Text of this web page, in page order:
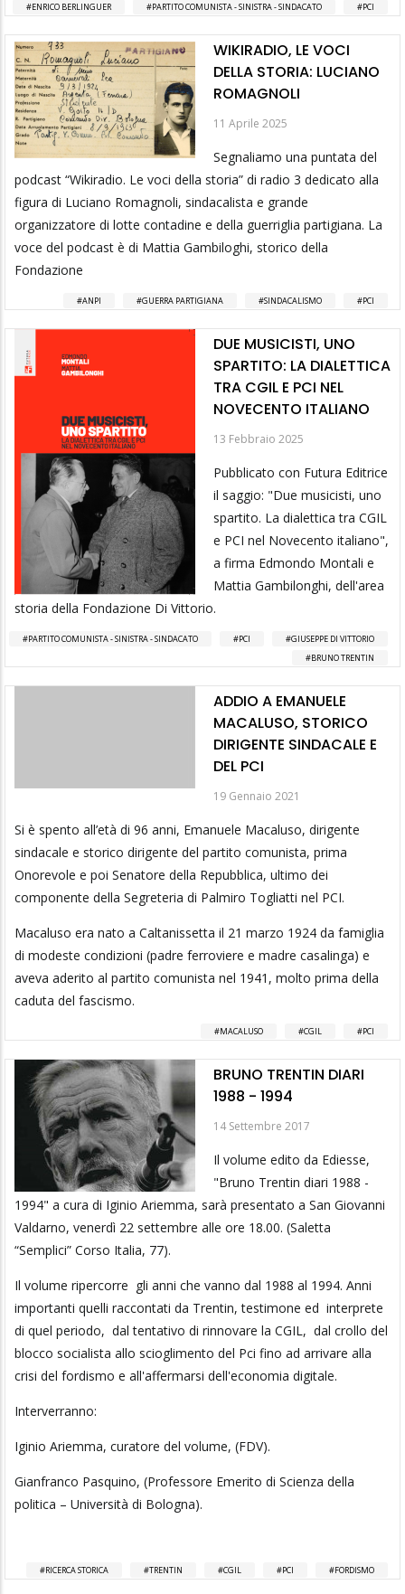
ENRICO BERLINGUER PARTITO COMUNISTA - SINISTRA - SINDACATO PCI
WIKIRADIO, LE VOCI
DELLA STORIA: LUCIANO
ROMAGNOLI
11 Aprile 2025
Segnaliamo una puntata del
podcast “Wikiradio. Le voci della storia” di radio 3 dedicato alla
figura di Luciano Romagnoli, sindacalista e grande
organizzatore di lotte contadine e della guerriglia partigiana. La
voce del podcast è di Mattia Gambiloghi, storico della
Fondazione
ANPI GUERRA PARTIGIANA SINDACALISMO PCI
DUE MUSICISTI, UNO
SPARTITO: LA DIALETTICA
TRA CGIL E PCI NEL
NOVECENTO ITALIANO
13 Febbraio 2025
Pubblicato con Futura Editrice
il saggio: "Due musicisti, uno
spartito. La dialettica tra CGIL
e PCI nel Novecento italiano",
a firma Edmondo Montali e
Mattia Gambilonghi, dell'area
storia della Fondazione Di Vittorio.
PARTITO COMUNISTA - SINISTRA - SINDACATO PCI
GIUSEPPE DI VITTORIO
BRUNO TRENTIN
ADDIO A EMANUELE
MACALUSO, STORICO
DIRIGENTE SINDACALE E
DEL PCI
19 Gennaio 2021
Si è spento all’età di 96 anni, Emanuele Macaluso, dirigente
sindacale e storico dirigente del partito comunista, prima
Onorevole e poi Senatore della Repubblica, ultimo dei
componente della Segreteria di Palmiro Togliatti nel PCI.
Macaluso era nato a Caltanissetta il 21 marzo 1924 da famiglia
di modeste condizioni (padre ferroviere e madre casalinga) e
aveva aderito al partito comunista nel 1941, molto prima della
caduta del fascismo.
MACALUSO CGIL PCI
BRUNO TRENTIN DIARI
1988 - 1994
14 Settembre 2017
Il volume edito da Ediesse,
"Bruno Trentin diari 1988 -
1994" a cura di Iginio Ariemma, sarà presentato a San Giovanni
Valdarno, venerdì 22 settembre alle ore 18.00. (Saletta
“Semplici” Corso Italia, 77).
Il volume ripercorre gli anni che vanno dal 1988 al 1994. Anni
importanti quelli raccontati da Trentin, testimone ed interprete
di quel periodo, dal tentativo di rinnovare la CGIL, dal crollo del
blocco socialista allo scioglimento del Pci fino ad arrivare alla
crisi del fordismo e all'affermarsi dell'economia digitale.
Interverranno:
Iginio Ariemma, curatore del volume, (FDV).
Gianfranco Pasquino, (Professore Emerito di Scienza della
politica – Università di Bologna).
RICERCA STORICA TRENTIN CGIL PCI FORDISMO